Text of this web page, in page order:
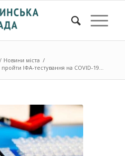
/ Новини міста /
пройти ІФА-тестування на COVID-19...